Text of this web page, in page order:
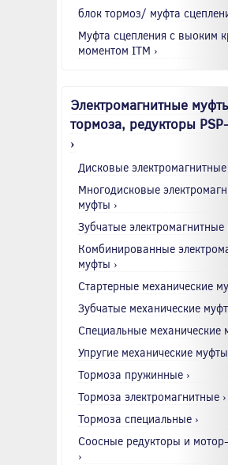
блок тормоз/ муфта
Муфта сцепления с выоким
моментом ITM ›
Электромагнитные
тормоза, редукторы
›
Дисковые
Многодисковые
муфты ›
Зубчатые электромагнитные
Комбинированные
муфты ›
Стартерные механические
Зубчатые механические
Специальные механические
Упругие механические муфты
Тормоза пружинные ›
Тормоза электромагнитные ›
Тормоза специальные ›
Соосные редукторы и
›